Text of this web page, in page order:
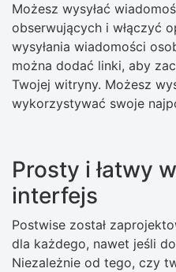
Możesz wysyłać
obserwujących i włączyć
wysyłania wiadomości
można dodać linki, aby
Twojej witryny. Możesz
wykorzystywać swoje
Prosty i łatwy
interfejs
Postwise został
dla każdego, nawet jeśli
Niezależnie od tego, czy